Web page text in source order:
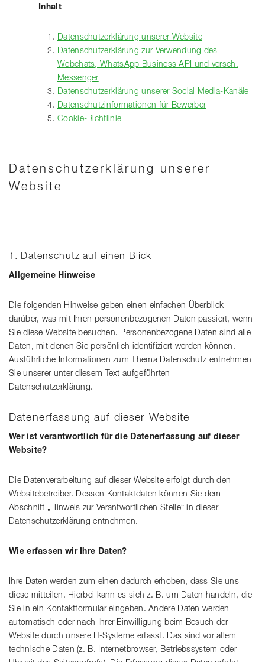
Inhalt
Datenschutzerklärung unserer Website
Datenschutzerklärung zur Verwendung des
Webchats, WhatsApp Business API und versch.
Messenger
Datenschutzerklärung unserer Social Media-Kanäle
Datenschutzinformationen für Bewerber
Cookie-Richtlinie
Datenschutzerklärung unserer
Website
1. Datenschutz auf einen Blick
Allgemeine Hinweise
Die folgenden Hinweise geben einen einfachen Überblick
darüber, was mit Ihren personenbezogenen Daten passiert, wenn
Sie diese Website besuchen. Personenbezogene Daten sind alle
Daten, mit denen Sie persönlich identifiziert werden können.
Ausführliche Informationen zum Thema Datenschutz entnehmen
Sie unserer unter diesem Text aufgeführten
Datenschutzerklärung.
Datenerfassung auf dieser Website
Wer ist verantwortlich für die Datenerfassung auf dieser
Website?
Die Datenverarbeitung auf dieser Website erfolgt durch den
Websitebetreiber. Dessen Kontaktdaten können Sie dem
Abschnitt „Hinweis zur Verantwortlichen Stelle“ in dieser
Datenschutzerklärung entnehmen.
Wie erfassen wir Ihre Daten?
Ihre Daten werden zum einen dadurch erhoben, dass Sie uns
diese mitteilen. Hierbei kann es sich z. B. um Daten handeln, die
Sie in ein Kontaktformular eingeben. Andere Daten werden
automatisch oder nach Ihrer Einwilligung beim Besuch der
Website durch unsere IT-Systeme erfasst. Das sind vor allem
technische Daten (z. B. Internetbrowser, Betriebssystem oder